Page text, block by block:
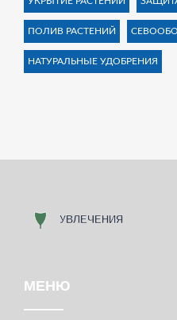
ПОЛИВ РАСТЕНИЙ
НАТУРАЛЬНЫЕ УДОБРЕНИЯ
МЕНЮ